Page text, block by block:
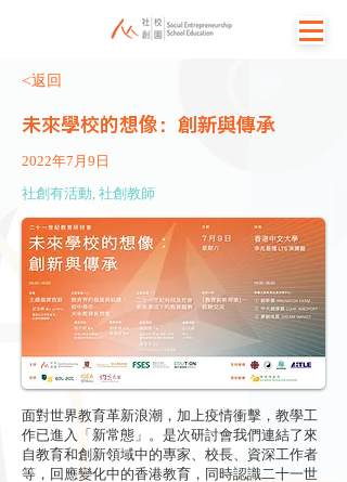
<返回
未來學校的想像：創新與傳承
2022年7月9日
社創有活動, 社創教師
面對世界教育革新浪潮，加上疫情衝擊，教學工
作已進入「新常態」。是次研討會我們連結了來
自教育和創新領域中的專家、校長、資深工作者
等，回應變化中的香港教育，同時認識二十一世